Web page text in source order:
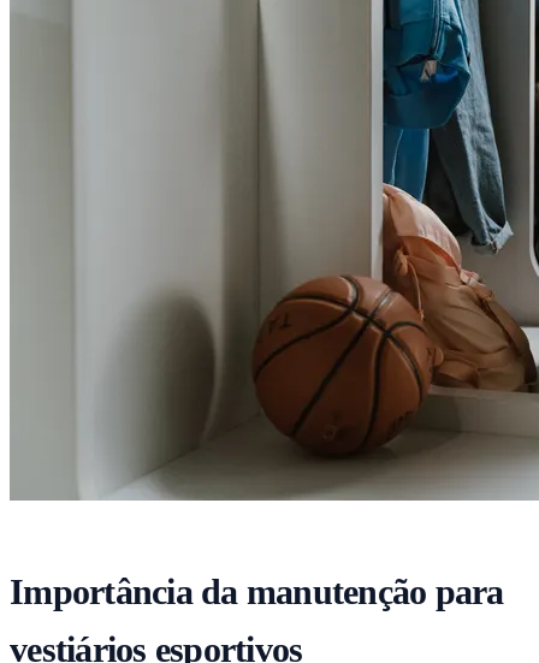
Importância da manutenção para
vestiários esportivos